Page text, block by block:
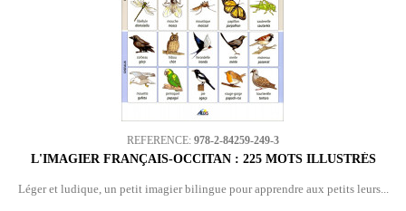
REFERENCE: 978-2-84259-249-3
L'IMAGIER FRANÇAIS-OCCITAN : 225 MOTS ILLUSTRÉS
Léger et ludique, un petit imagier bilingue pour apprendre aux petits leurs...